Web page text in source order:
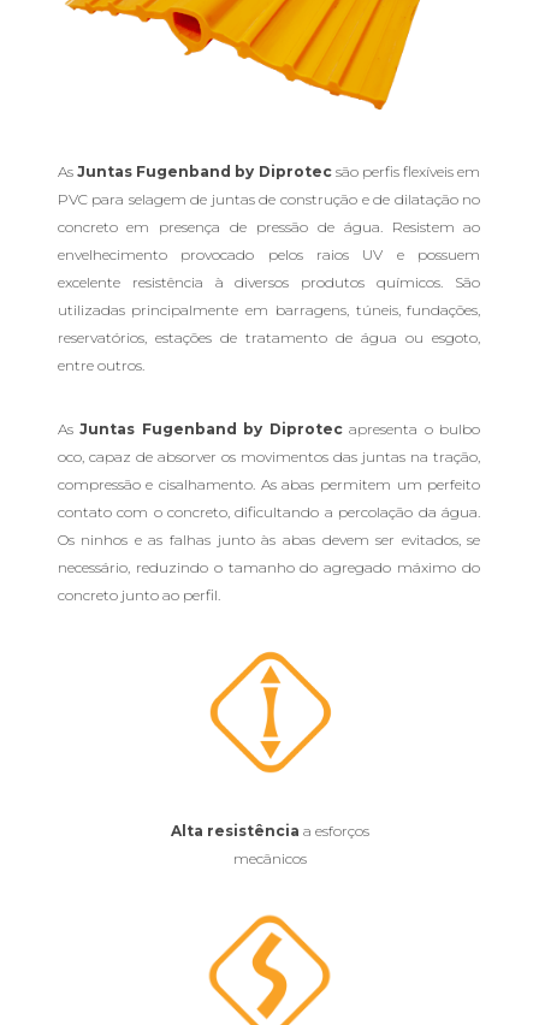
As Juntas Fugenband by Diprotecsão perfis flexíveis em
PVC para selagem de juntas de construção e de dilatação no
concreto em presença de pressão de água. Resistem ao
envelhecimento provocado pelos raios UV e possuem
excelente resistência à diversos produtos químicos. São
utilizadas principalmente em barragens, túneis, fundações,
reservatórios, estações de tratamento de água ou esgoto,
entre outros.
AsJuntas Fugenband by Diprotecapresenta o bulbo
oco, capaz de absorver os movimentos das juntas na tração,
compressão e cisalhamento. As abas permitem um perfeito
contato com o concreto, dificultando a percolação da água.
Os ninhos e as falhas junto às abas devem ser evitados, se
necessário, reduzindo o tamanho do agregado máximo do
concreto junto ao perfil.
Alta resistência a esforços
mecânicos